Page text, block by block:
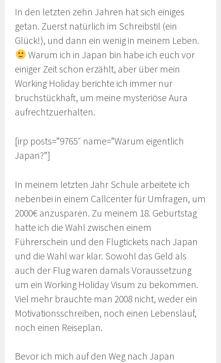
In den letzten zehn Jahren hat sich einiges
getan. Zuerst natürlich im Schreibstil (ein
Glück!), und dann ein wenig in meinem Leben.
Warum ich in Japan bin habe ich euch vor
einiger Zeit schon erzählt, aber über mein
Working Holiday berichte ich immer nur
bruchstückhaft, um meine mysteriöse Aura
aufrechtzuerhalten.
[irp posts=”9765″ name=”Warum eigentlich
Japan?”]
In meinem letzten Jahr Schule arbeitete ich
nebenbei in einem Callcenter für Umfragen, um
2000€ anzusparen. Zu meinem 18. Geburtstag
hatte ich die Wahl zwischen einem
Führerschein und den Flugtickets nach Japan
und die Wahl war klar. Sowohl das Geld als
auch der Flug waren damals Voraussetzung
um ein Working Holiday Visum zu bekommen.
Viel mehr brauchte man 2008 nicht, weder ein
Motivationsschreiben, noch einen Lebenslauf,
noch einen Reiseplan.
Bevor ich mich auf den Weg nach Japan